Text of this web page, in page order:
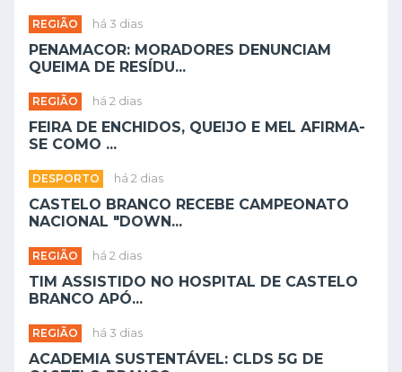
REGIÃO há 3 dias
PENAMACOR: MORADORES DENUNCIAM
QUEIMA DE RESÍDU...
REGIÃO há 2 dias
FEIRA DE ENCHIDOS, QUEIJO E MEL AFIRMA-
SE COMO ...
DESPORTO há 2 dias
CASTELO BRANCO RECEBE CAMPEONATO
NACIONAL "DOWN...
REGIÃO há 2 dias
TIM ASSISTIDO NO HOSPITAL DE CASTELO
BRANCO APÓ...
REGIÃO há 3 dias
ACADEMIA SUSTENTÁVEL: CLDS 5G DE